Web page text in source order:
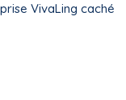
VivaLing caché